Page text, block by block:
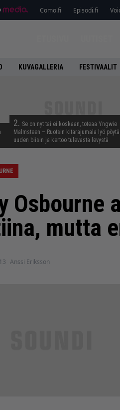
Como.fi Episodi.fi
KUVAGALLERIA FESTIVAALIT
2. Se on nyt tai ei koskaan, toteaa Yngwie
Malmsteen – Ruotsin kitarajumala lyö
uuden biisin ja kertoo tulevasta levystä
Osbourne
mutta
Anssi Eriksson